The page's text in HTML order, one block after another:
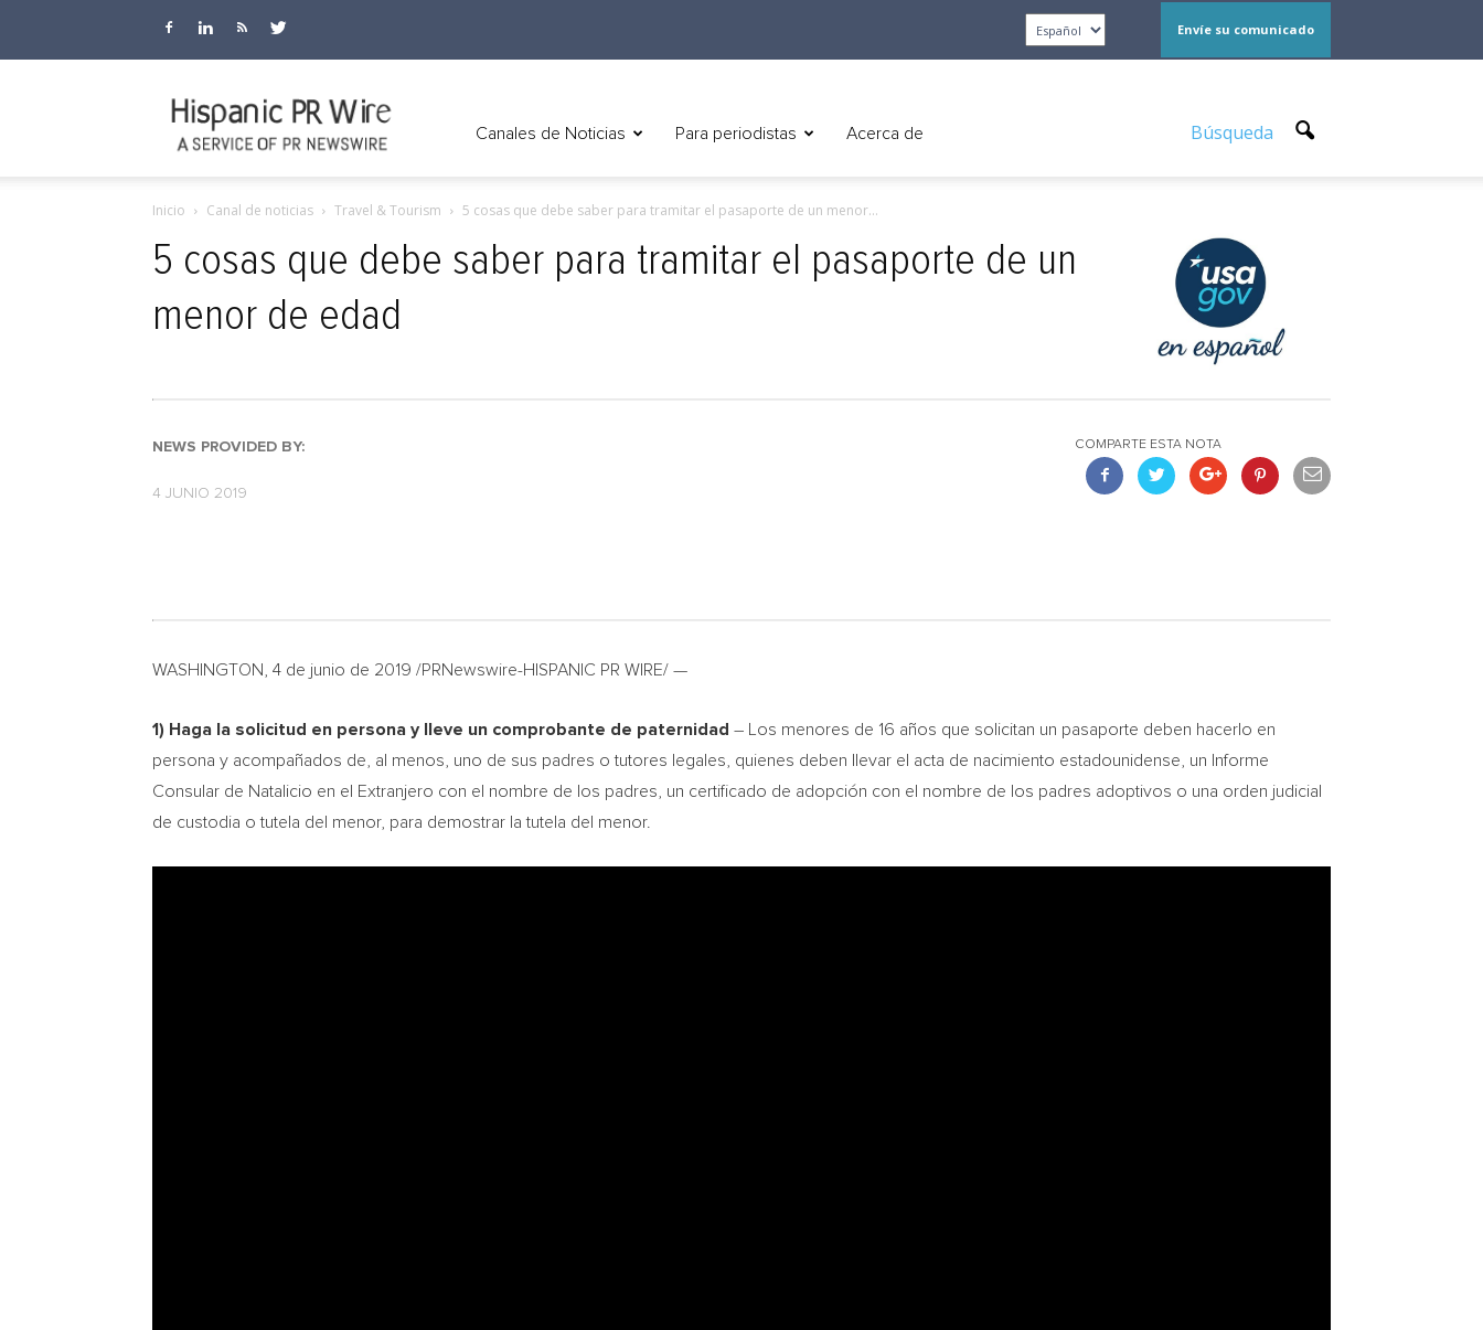
Envíe su comunicado
Canales de Noticias Para periodistas Acerca de Búsqueda
Inicio Canal de noticias Travel & Tourism 5 cosas que debe saber para tramitar el pasaporte de un menor...
5 cosas que debe saber para tramitar el pasaporte de un
menor de edad
NEWS PROVIDED BY:
4 JUNIO 2019
COMPARTE ESTA NOTA
WASHINGTON , 4 de junio de 2019 /PRNewswire-HISPANIC PR WIRE/ —
1) Haga la solicitud en persona y lleve un comprobante de paternidad – Los menores de 16 años que solicitan un pasaporte deben hacerlo en
persona y acompañados de, al menos, uno de sus padres o tutores legales, quienes deben llevar el acta de nacimiento estadounidense, un Informe
Consular de Natalicio en el Extranjero con el nombre de los padres, un certificado de adopción con el nombre de los padres adoptivos o una orden judicial
de custodia o tutela del menor, para demostrar la tutela del menor.